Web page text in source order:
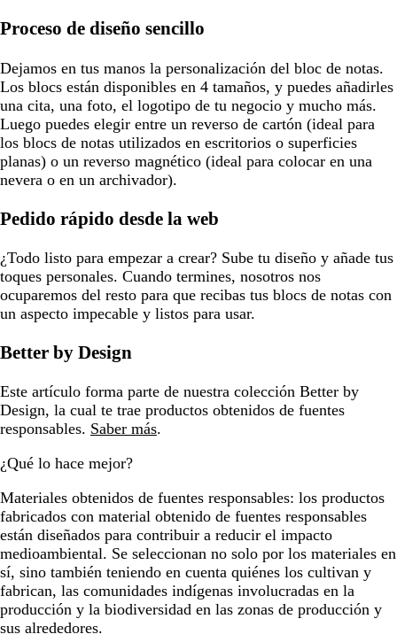
Proceso de diseño sencillo
Dejamos en tus manos la personalización del bloc de notas.
Los blocs están disponibles en 4 tamaños, y puedes añadirles
una cita, una foto, el logotipo de tu negocio y mucho más.
Luego puedes elegir entre un reverso de cartón (ideal para
los blocs de notas utilizados en escritorios o superficies
planas) o un reverso magnético (ideal para colocar en una
nevera o en un archivador).
Pedido rápido desde la web
¿Todo listo para empezar a crear? Sube tu diseño y añade tus
toques personales. Cuando termines, nosotros nos
ocuparemos del resto para que recibas tus blocs de notas con
un aspecto impecable y listos para usar.
Better by Design
Este artículo forma parte de nuestra colección Better by
Design, la cual te trae productos obtenidos de fuentes
responsables. Saber más.
¿Qué lo hace mejor?
Materiales obtenidos de fuentes responsables: los productos
fabricados con material obtenido de fuentes responsables
están diseñados para contribuir a reducir el impacto
medioambiental. Se seleccionan no solo por los materiales en
sí, sino también teniendo en cuenta quiénes los cultivan y
fabrican, las comunidades indígenas involucradas en la
producción y la biodiversidad en las zonas de producción y
sus alrededores.